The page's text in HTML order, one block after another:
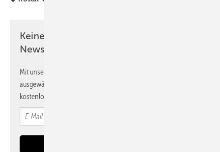
Keine Zeit? Kein Problem mit dem PV
Newsletter!
Mit unserem Newsletter erhalten Sie regelmäßig von uns
ausgewählte Informationen und Neuigkeiten, gebündelt und
kostenlos direkt ins Postfach.